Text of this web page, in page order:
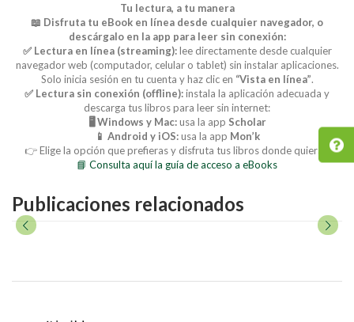
Tu lectura, a tu manera
📖 Disfruta tu eBook en línea desde cualquier navegador, o
descárgalo en la app para leer sin conexión:
✅ Lectura en línea (streaming):lee directamente desde cualquier
navegador web (computador, celular o tablet) sin instalar aplicaciones.
Solo inicia sesión en tu cuenta y haz clic en “Vista en línea”.
✅ Lectura sin conexión (offline):instala la aplicación adecuada y
descarga tus libros para leer sin internet:
🖥️ Windows y Mac:usa la app Scholar
📱 Android y iOS:usa la app Mon’k
👉 Elige la opción que prefieras y disfruta tus libros donde quieras.
📘 Consulta aquí la guía de acceso a eBooks
Publicaciones relacionados